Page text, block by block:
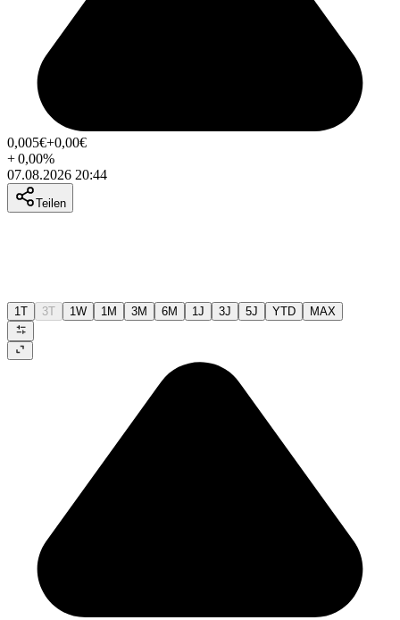
0,005€+0,00€
+0,00%
07.08.2026 20:44
Teilen
1T 3T 1W 1M 3M 6M 1J 3J 5J YTD MAX